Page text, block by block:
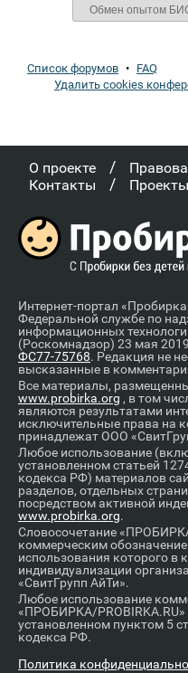
Список форумов • FAQ
Удалить cookies
О проекте /
Контакты /
Интернет-портал
Федеральной службе по
информационных
(Роскомнадзор) 23 мая
ФС77-75768. Редакция не
высказанные в
Все материалы,
www.probirka.org , в том
являются результатами
исключительные права на
принадлежат ООО
Любое использование
установленном статьей
кодекса РФ) материалов
разделов, отдельных
посредством активной
www.probirka.org.
Словосочетание
коммерческим
использования которого в
индивидуализации
«СвитГрупп АйТи».
Любое использование
«ПРОБИРКА/
установленном пунктом 5
кодекса РФ.
Политика